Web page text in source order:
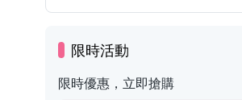
限時活動
限時優惠，立即搶購